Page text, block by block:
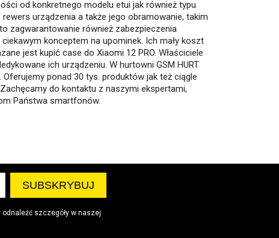
od konkretnego modelu etui jak również typu
urządzenia a także jego obramowanie, takim
zagwarantowanie również zabezpieczenia
konceptem na upominek. Ich mały koszt
jest kupić case do Xiaomi 12 PRO. Właściciele
ich urządzeniu. W hurtowni GSM HURT
ponad 30 tys. produktów jak też ciągle
do kontaktu z naszymi ekspertami,
Państwa smartfonów.
szczegóły w naszej